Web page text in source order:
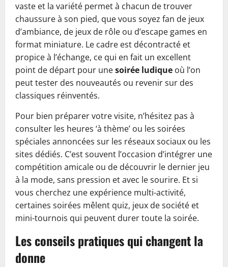
vaste et la variété permet à chacun de trouver
chaussure à son pied, que vous soyez fan de jeux
d’ambiance, de jeux de rôle ou d’escape games en
format miniature. Le cadre est décontracté et
propice à l’échange, ce qui en fait un excellent
point de départ pour unesoirée ludique où l’on
peut tester des nouveautés ou revenir sur des
classiques réinventés.
Pour bien préparer votre visite, n’hésitez pas à
consulter les heures ‘à thème’ ou les soirées
spéciales annoncées sur les réseaux sociaux ou les
sites dédiés. C’est souvent l’occasion d’intégrer une
compétition amicale ou de découvrir le dernier jeu
à la mode, sans pression et avec le sourire. Et si
vous cherchez une expérience multi-activité,
certaines soirées mêlent quiz, jeux de société et
mini-tournois qui peuvent durer toute la soirée.
Les conseils pratiques qui changent la
donne